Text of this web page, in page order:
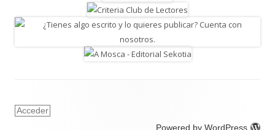
Acceder
Powered by WordPress